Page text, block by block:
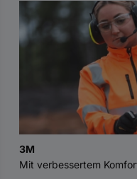
3M
Mit verbessertem